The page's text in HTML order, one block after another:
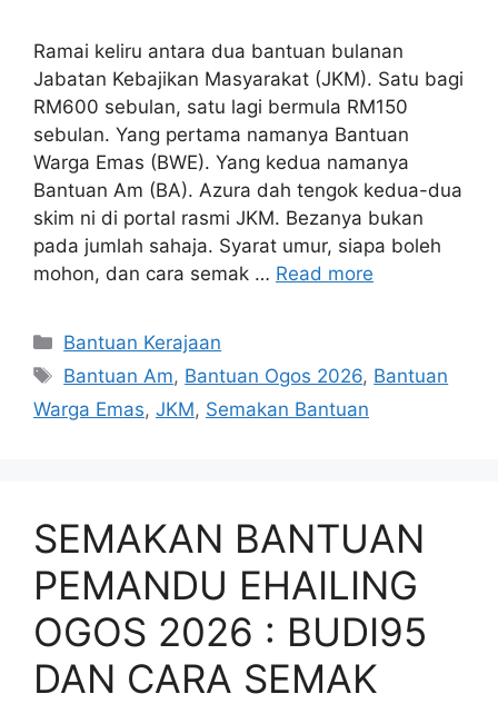
Ramai keliru antara dua bantuan bulanan
Jabatan Kebajikan Masyarakat (JKM). Satu bagi
RM600 sebulan, satu lagi bermula RM150
sebulan. Yang pertama namanya Bantuan
Warga Emas (BWE). Yang kedua namanya
Bantuan Am (BA). Azura dah tengok kedua-dua
skim ni di portal rasmi JKM. Bezanya bukan
pada jumlah sahaja. Syarat umur, siapa boleh
mohon, dan cara semak … Read more
Categories
Bantuan Kerajaan
Tags
Bantuan Am, Bantuan Ogos 2026, Bantuan
Warga Emas, JKM, Semakan Bantuan
SEMAKAN BANTUAN
PEMANDU EHAILING
OGOS 2026 : BUDI95
DAN CARA SEMAK